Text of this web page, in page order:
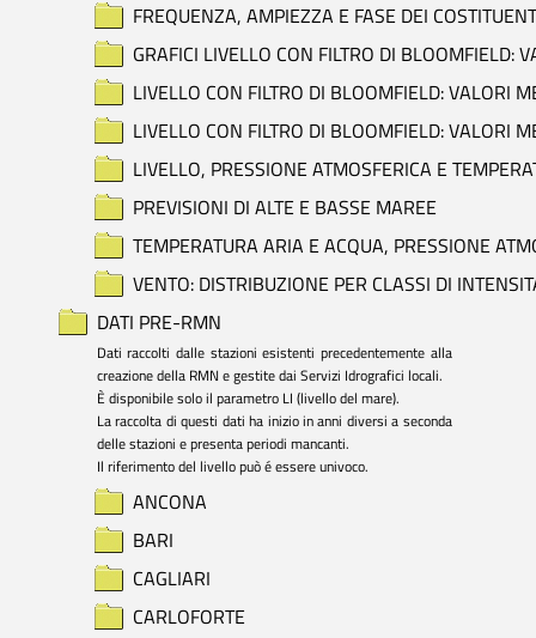
FREQUENZA, AMPIEZZA E FASE DEI
GRAFICI LIVELLO CON FILTRO DI BLOOMFIELD:
LIVELLO CON FILTRO DI BLOOMFIELD: VALORI
LIVELLO CON FILTRO DI BLOOMFIELD: VALORI
LIVELLO, PRESSIONE ATMOSFERICA E
PREVISIONI DI ALTE E BASSE MAREE
TEMPERATURA ARIA E ACQUA, PRESSIONE
VENTO: DISTRIBUZIONE PER CLASSI DI
DATI PRE-RMN
Dati raccolti dalle stazioni esistenti precedentemente alla
creazione della RMN e gestite dai Servizi Idrografici locali.
È disponibile solo il parametro LI (livello del mare).
La raccolta di questi dati ha inizio in anni diversi a seconda
delle stazioni e presenta periodi mancanti.
Il riferimento del livello può é essere univoco.
ANCONA
BARI
CAGLIARI
CARLOFORTE